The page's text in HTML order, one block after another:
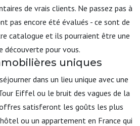
de vrais clients. Ne passez pas à
pas encore été évalués - ce sont de
catalogue et ils pourraient être une
découverte pour vous.
uniques
dans un lieu unique avec une
Eiffel ou le bruit des vagues de la
satisferont les goûts les plus
ou un appartement en France qui